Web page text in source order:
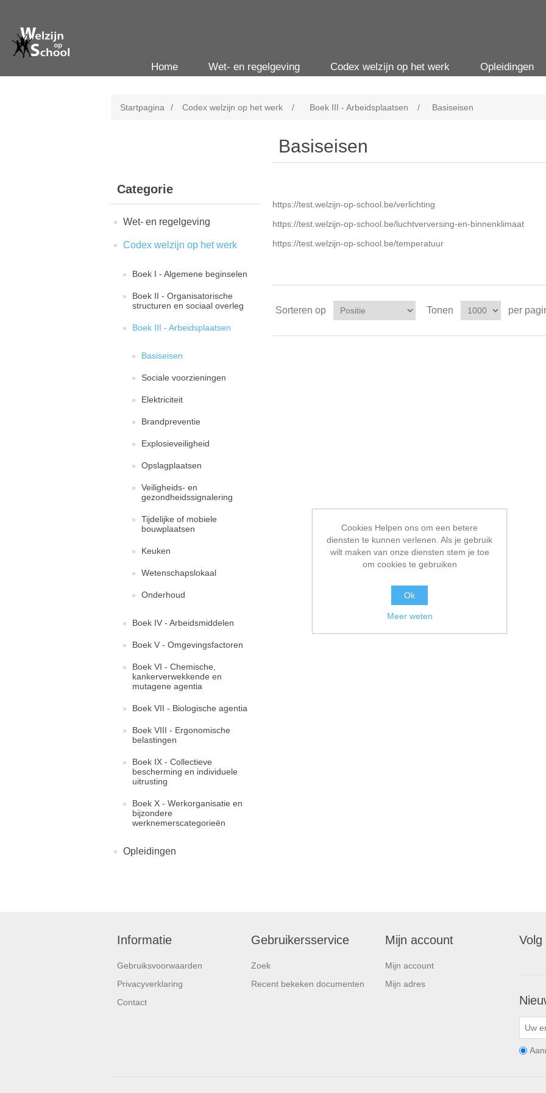
Home Wet- en regelgeving Codex welzijn op het werk Opleidingen
Startpagina / Codex welzijn op het werk / Boek III - Arbeidsplaatsen / Basiseisen
Categorie
Wet- en regelgeving
Codex welzijn op het werk
Boek I - Algemene beginselen
Boek II - Organisatorische
structuren en sociaal overleg
Boek III - Arbeidsplaatsen
Basiseisen
Sociale voorzieningen
Elektriciteit
Brandpreventie
Explosieveiligheid
Opslagplaatsen
Veiligheids- en
gezondheidssignalering
Tijdelijke of mobiele
bouwplaatsen
Keuken
Wetenschapslokaal
Onderhoud
Boek IV - Arbeidsmiddelen
Boek V - Omgevingsfactoren
Boek VI - Chemische,
kankerverwekkende en
mutagene agentia
Boek VII - Biologische agentia
Boek VIII - Ergonomische
belastingen
Boek IX - Collectieve
bescherming en individuele
uitrusting
Boek X - Werkorganisatie en
bijzondere
werknemerscategorieën
Opleidingen
Basiseisen
https://test.welzijn-op-school.be/verlichting
https://test.welzijn-op-school.be/luchtverversing-en-binnenklimaat
https://test.welzijn-op-school.be/temperatuur
Sorteren op Tonen per
Informatie
Gebruiksvoorwaarden
Privacyverklaring
Contact
Gebruikersservice
Zoek
Recent bekeken documenten
Mijn account
Mijn account
Mijn adres
Volg
Cookies Helpen ons om een betere
diensten te kunnen verlenen. Als je gebruik
wilt maken van onze diensten stem je toe
om cookies te gebruiken
Ok
Meer weten